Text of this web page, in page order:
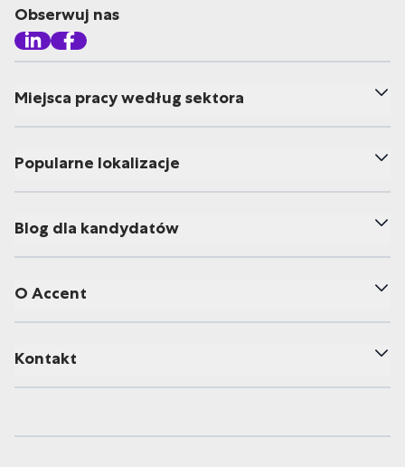
Obserwuj nas
Miejsca pracy według sektora
Popularne lokalizacje
Blog dla kandydatów
O Accent
Kontakt